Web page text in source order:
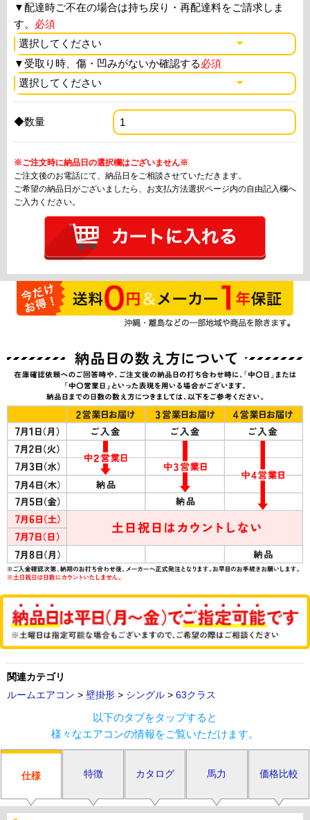
▼配達時ご不在の場合は持ち戻り・再配達料をご請求しま
す。 必須
▼ 受取り時、傷・凹みがないか確認する必須
◆数量
※ご注文時に納品日の選択欄はございません※
ご注文後のお電話にて、納品日をご相談させていただきます。
ご希望の納品日がございましたら、お支払方法選択ページ内の自由記入欄へ
ご入力ください。
関連カテゴリ
ルームエアコン > 壁掛形 > シングル > 63クラス
以下のタブをタップすると
様々なエアコンの情報をご覧いただけます。
仕様 特徴 カタログ 馬力 価格比較